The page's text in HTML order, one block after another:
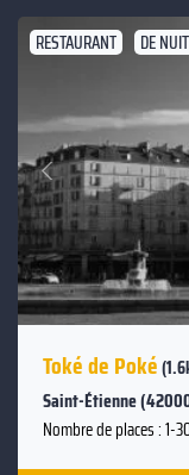
RESTAURANT DE NUIT
Précédent
Toké de Poké
Saint-Étienne
Nombre de places : 1-